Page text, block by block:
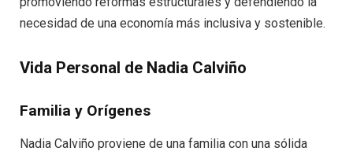
necesidad de una economía más inclusiva y sostenible.
Vida Personal de Nadia Calviño
Familia y Orígenes
Nadia Calviño proviene de una familia con una sólida